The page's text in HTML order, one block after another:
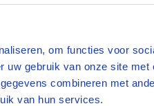
om functies voor
gebruik van onze site
combineren met
van hun services.
sectoren en met
een baan die bij je past.
dan sowieso